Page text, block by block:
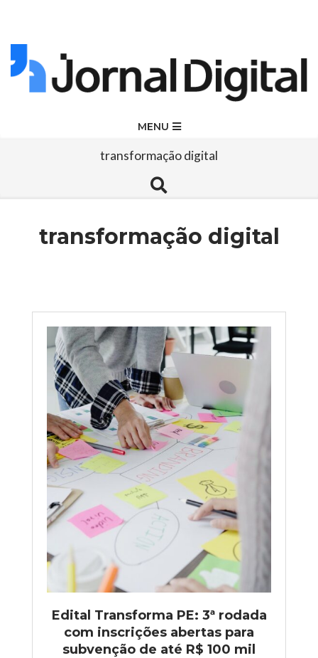
Skip
to
Jornal
Digital
MENU
transformação digital
Search
transformação digital
Edital Transforma PE: 3ª rodada
com inscrições abertas para
subvenção de até R$ 100 mil